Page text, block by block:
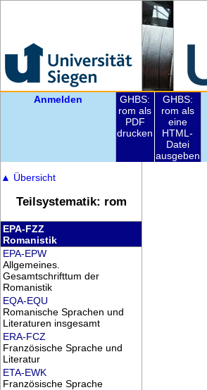
Anmelden
GHBS:
rom als
PDF
drucken
GHBS:
rom als
eine
HTML-
Datei
ausgeben
▲ Übersicht
Teilsystematik: rom
EPA-FZZ
Romanistik
EPA-EPW
Allgemeines.
Gesamtschrifttum der
Romanistik
EQA-EQU
Romanische Sprachen und
Literaturen insgesamt
ERA-FCZ
Französische Sprache und
Literatur
ETA-EWK
Französische Sprache